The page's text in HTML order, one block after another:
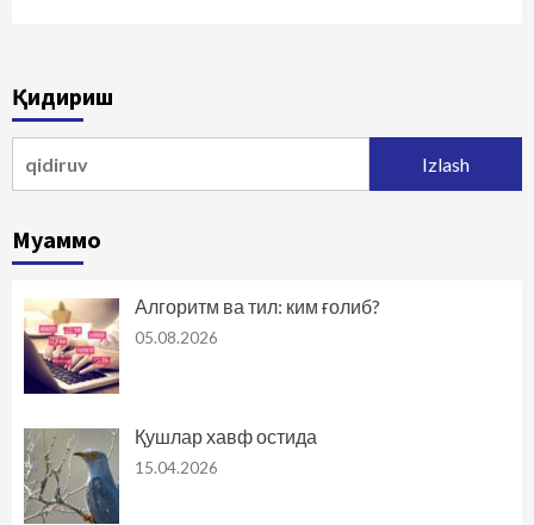
Қидириш
Муаммо
Алгоритм ва тил: ким ғолиб?
05.08.2026
Қушлар хавф остида
15.04.2026